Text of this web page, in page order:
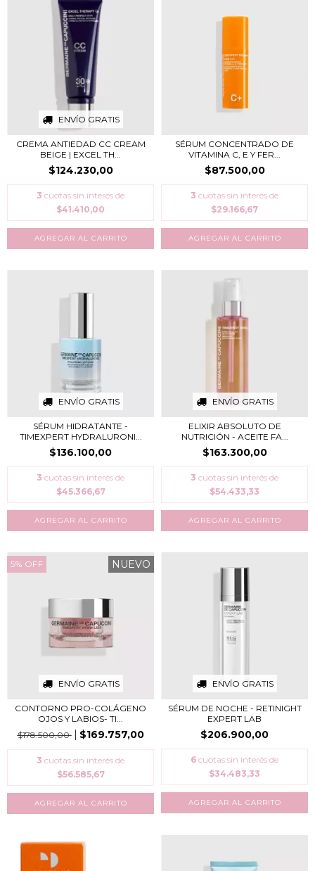
ENVÍO GRATIS
CREMA ANTIEDAD CC CREAM
BEIGE | EXCEL TH...
$124.230,00
3 cuotas sin interés de
$41.410,00
SÉRUM CONCENTRADO DE
VITAMINA C, E Y FER...
$87.500,00
3 cuotas sin interés de
$29.166,67
ENVÍO GRATIS
SÉRUM HIDRATANTE -
TIMEXPERT HYDRALURONI...
$136.100,00
3 cuotas sin interés de
$45.366,67
ENVÍO GRATIS
ELIXIR ABSOLUTO DE
NUTRICIÓN - ACEITE FA...
$163.300,00
3 cuotas sin interés de
$54.433,33
5% OFF
ENVÍO GRATIS
NUEVO
CONTORNO PRO-COLÁGENO
OJOS Y LABIOS​- TI...
$178.500,00
$169.757,00
3 cuotas sin interés de
$56.585,67
ENVÍO GRATIS
SÉRUM DE NOCHE - RETINIGHT
EXPERT LAB
$206.900,00
6 cuotas sin interés de
$34.483,33